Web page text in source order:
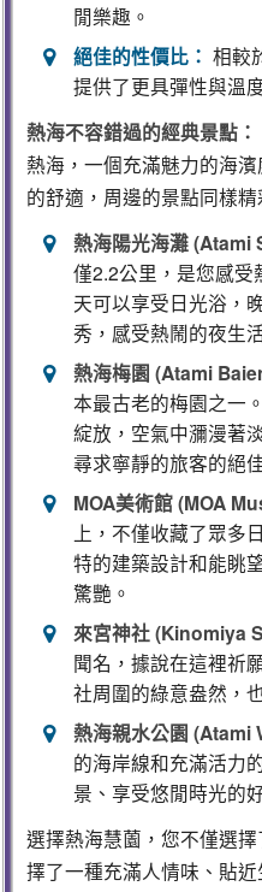
閒樂趣。
絕佳的性價比： 相較
提供了更具彈性與溫
熱海不容錯過的經典景點：
熱海，一個充滿魅力的海
的舒適，周邊的景點同樣精
熱海陽光海灘 (Atami
僅2.2公里，是您感受
天可以享受日光浴，
秀，感受熱鬧的夜生
熱海梅園 (Atami
本最古老的梅園之一
綻放，空氣中瀰漫著
尋求寧靜的旅客的絕
MOA美術館 (MOA
上，不僅收藏了眾多
特的建築設計和能眺
驚艷。
來宮神社 (Kinomiya
聞名，據說在這裡祈
社周圍的綠意盎然，
熱海親水公園 (Atami
的海岸線和充滿活力
景、享受悠閒時光的
選擇熱海慧薗，您不僅選
擇了一種充滿人情味、貼